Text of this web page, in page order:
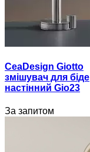
CeaDesign Giotto
змішувач для біде
настінний Gio23
За запитом